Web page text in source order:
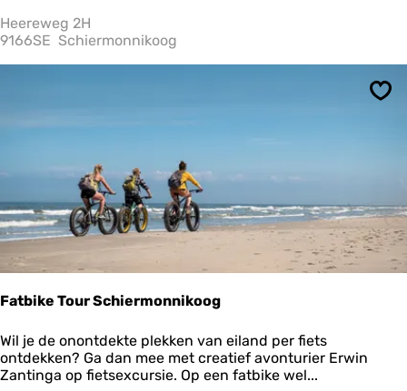
o
o
T
u
n
d
B
r
a
d
i
n
Heereweg 2H
9166SE Schiermonnikoog
Fatbike Tour Schiermonnikoog
F
a
t
Wil je de onontdekte plekken van eiland per fiets
ontdekken? Ga dan mee met creatief avonturier Erwin
Zantinga op fietsexcursie. Op een fatbike wel...